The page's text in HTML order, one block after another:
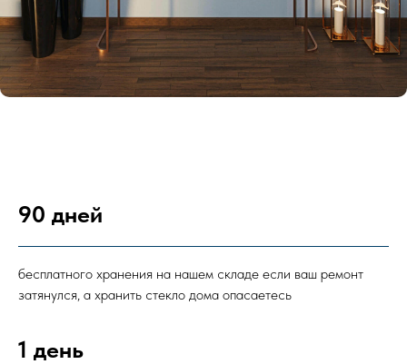
90 дней
бесплатного хранения на нашем складе если ваш ремонт
затянулся, а хранить стекло дома опасаетесь
1 день